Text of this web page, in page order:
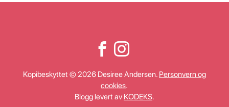
Kopibeskyttet © 2026 Desiree Andersen. Personvern og
cookies.
Blogg levert av KODEKS.